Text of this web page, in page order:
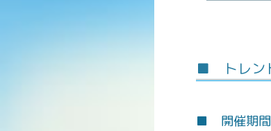
■ トレン
■ 開催期間